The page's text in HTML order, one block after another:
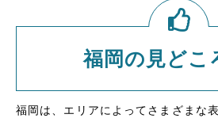
福岡の見どこ
福岡は、エリアによってさまざまな